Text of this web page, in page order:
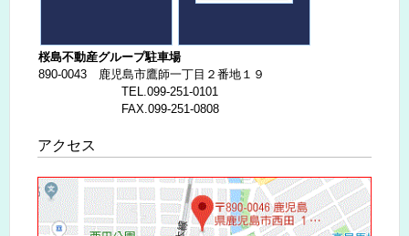
桜島不動産グループ駐車場
890-0043 鹿児島市鷹師一丁目２番地１９
TEL.099-251-0101
FAX.099-251-0808
アクセス